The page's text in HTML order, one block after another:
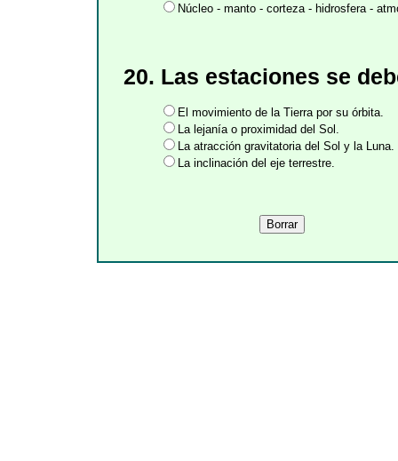
Núcleo - manto - corteza - hidrosfera -
20. Las estaciones se
El movimiento de la Tierra por su órbita.
La lejanía o proximidad del Sol.
La atracción gravitatoria del Sol y la Luna.
La inclinación del eje terrestre.